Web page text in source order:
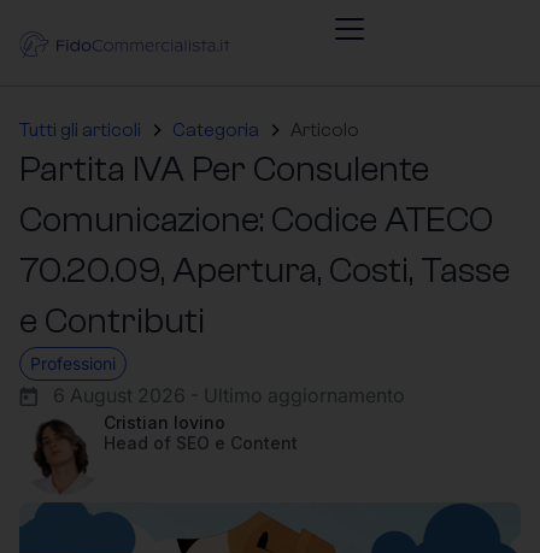
Tutti gli articoli Categoria Articolo
Partita IVA Per Consulente
Comunicazione: Codice ATECO
70.20.09, Apertura, Costi, Tasse
e Contributi
Professioni
6 August 2026 - Ultimo aggiornamento
Cristian Iovino
Head of SEO e Content